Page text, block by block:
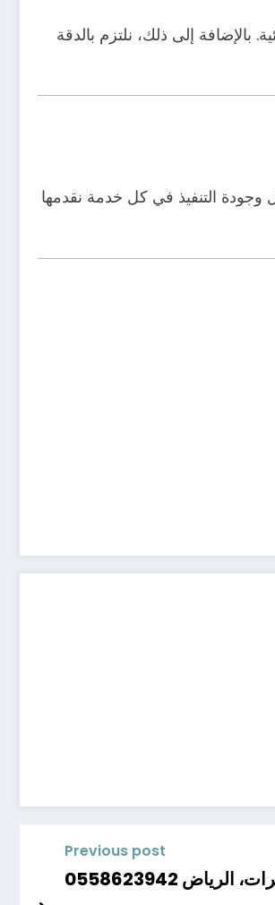
بالإضافة إلى ذلك، نلتزم بالدقة
وجودة التنفيذ في كل خدمة نقدمها
Previous post
0558623942